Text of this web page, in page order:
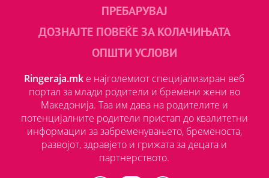
ПРЕБАРУВАЈ
ДОЗНАЈТЕ ПОВЕЌЕ ЗА КОЛАЧИЊАТА
ОПШТИ УСЛОВИ
Ringeraja.mk е најголемиот специјализиран веб
портал за млади родители и бремени жени во
Македонија. Таа им дава на родителите и
потенцијалните родители пристап до квалитетни
информации за забременувањето, бременоста,
развојот, здравјето и грижата за децата и
партнерството.